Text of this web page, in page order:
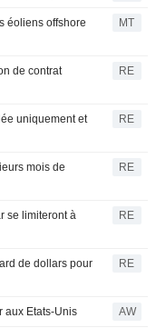
éoliens offshore
MT
de contrat
RE
uniquement et
RE
mois de
RE
se limiteront à
RE
de dollars pour
RE
aux Etats-Unis AW